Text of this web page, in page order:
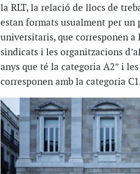
la RLT, la relació de llocs de
estan formats usualment per un
universitaris, que corresponen
sindicats i les organitzacions
anys que té la categoria A2” i
corresponen amb la categoria